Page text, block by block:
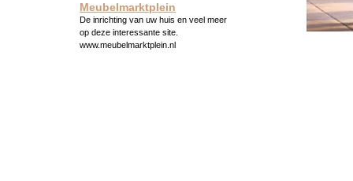
Meubelmarktplein
De inrichting van uw huis en veel meer
op deze interessante site.
www.meubelmarktplein.nl